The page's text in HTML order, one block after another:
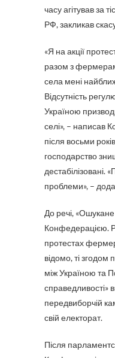
часу агітував за
РФ, закликав
«Я на акції
разом з
села мені
Відсутність
Україною
селі», – написав
після восьми
господарство
дестабілізовані.
проблеми», –
До речі, «Ошукане
Конфедерацією.
протестах
відомо, ті згодом
між Україною та
справедливості»
передвиборчій
свій електорат.
Після